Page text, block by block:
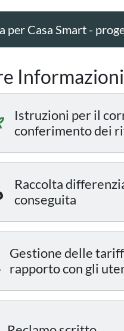
per Casa Smart -
Informazioni
Istruzioni per il
conferimento dei
Raccolta
conseguita
Gestione delle
rapporto con gli